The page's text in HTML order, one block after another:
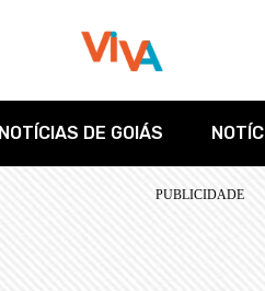
NOTÍCIAS DE GOIÁS